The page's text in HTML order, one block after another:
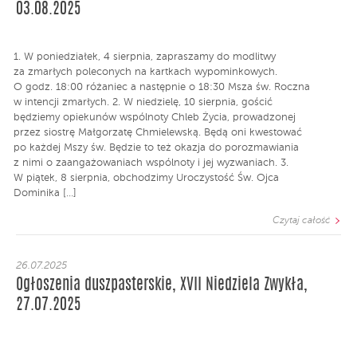
03.08.2025
1. W poniedziałek, 4 sierpnia, zapraszamy do modlitwy
za zmarłych poleconych na kartkach wypominkowych.
O godz. 18:00 różaniec a następnie o 18:30 Msza św. Roczna
w intencji zmarłych. 2. W niedzielę, 10 sierpnia, gościć
będziemy opiekunów wspólnoty Chleb Życia, prowadzonej
przez siostrę Małgorzatę Chmielewską. Będą oni kwestować
po każdej Mszy św. Będzie to też okazja do porozmawiania
z nimi o zaangażowaniach wspólnoty i jej wyzwaniach. 3.
W piątek, 8 sierpnia, obchodzimy Uroczystość Św. Ojca
Dominika […]
Czytaj całość
26.07.2025
Ogłoszenia duszpasterskie, XVII Niedziela Zwykła,
27.07.2025